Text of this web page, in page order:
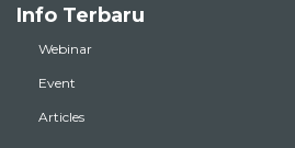
Info Terbaru
Webinar
Event
Articles